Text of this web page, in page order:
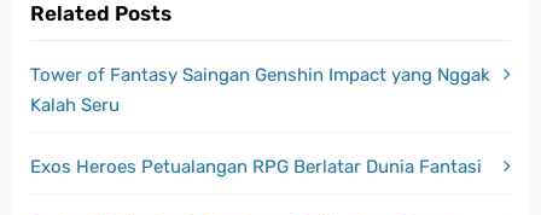
Related Posts
Tower of Fantasy Saingan Genshin Impact yang Nggak
Kalah Seru
Exos Heroes Petualangan RPG Berlatar Dunia Fantasi